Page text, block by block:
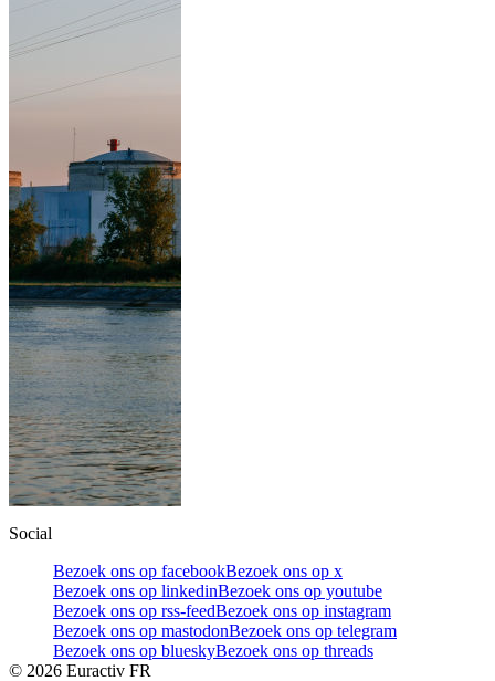
Social
Bezoek ons op facebookBezoek ons op x
Bezoek ons op linkedinBezoek ons op youtube
Bezoek ons op rss-feedBezoek ons op instagram
Bezoek ons op mastodonBezoek ons op telegram
Bezoek ons op blueskyBezoek ons op threads
© 2026 Euractiv FR